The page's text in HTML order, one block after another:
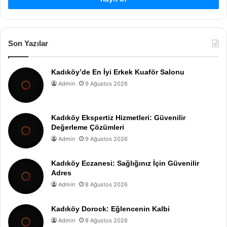
Son Yazılar
Kadıköy’de En İyi Erkek Kuaför Salonu
Admin 9 Ağustos 2026
Kadıköy Ekspertiz Hizmetleri: Güvenilir
Değerleme Çözümleri
Admin 9 Ağustos 2026
Kadıköy Eczanesi: Sağlığınız İçin Güvenilir
Adres
Admin 8 Ağustos 2026
Kadıköy Dorock: Eğlencenin Kalbi
Admin 8 Ağustos 2026